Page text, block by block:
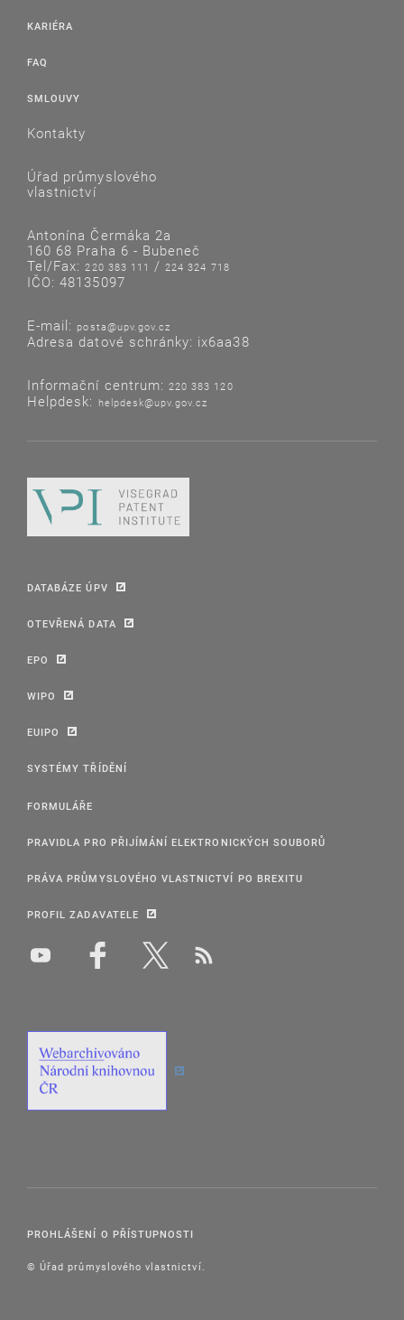
KARIÉRA
FAQ
SMLOUVY
Kontakty
Úřad průmyslového
vlastnictví
Antonína Čermáka 2a
160 68 Praha 6 - Bubeneč
Tel/Fax:220 383 111 /224 324 718
IČO: 48135097
E-mail: posta@upv.gov.cz
Adresa datové schránky: ix6aa38
Informační centrum: 220 383 120
Helpdesk: helpdesk@upv.gov.cz
DATABÁZE ÚPV
OTEVŘENÁ DATA
EPO
WIPO
EUIPO
SYSTÉMY TŘÍDĚNÍ
FORMULÁŘE
PRAVIDLA PRO PŘIJÍMÁNÍ ELEKTRONICKÝCH SOUBORŮ
PRÁVA PRŮMYSLOVÉHO VLASTNICTVÍ PO BREXITU
PROFIL ZADAVATELE
PROHLÁŠENÍ O PŘÍSTUPNOSTI
© Úřad průmyslového vlastnictví.